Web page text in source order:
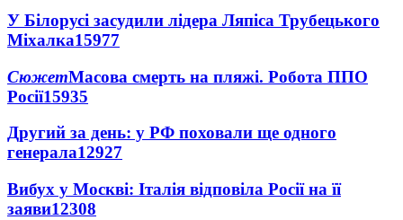
У Білорусі засудили лідера Ляпіса Трубецького
Міхалка15977
СюжетМасова смерть на пляжі. Робота ППО
Росії15935
Другий за день: у РФ поховали ще одного
генерала12927
Вибух у Москві: Італія відповіла Росії на її
заяви12308